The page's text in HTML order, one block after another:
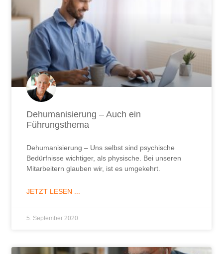
Dehumanisierung – Auch ein
Führungsthema
Dehumanisierung – Uns selbst sind psychische
Bedürfnisse wichtiger, als physische. Bei unseren
Mitarbeitern glauben wir, ist es umgekehrt.
JETZT LESEN ...
5. September 2020